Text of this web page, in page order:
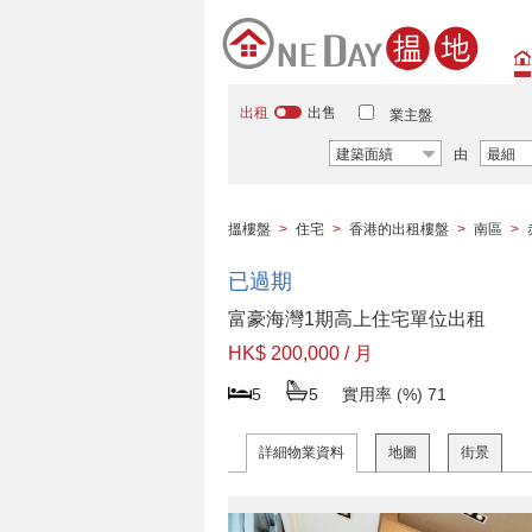
出租 出售 業主盤
建築面績 由 最細
搵樓盤 > 住宅 > 香港的出租樓盤 > 南區 >
已過期
富豪海灣1期高上住宅單位出租
HK$ 200,000 / 月
5 5 實用率 (%) 71
詳細物業資料 地圖 街景